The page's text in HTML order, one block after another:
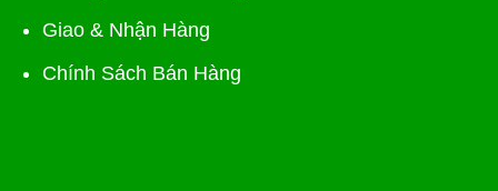
Giao & Nhận Hàng
Chính Sách Bán Hàng